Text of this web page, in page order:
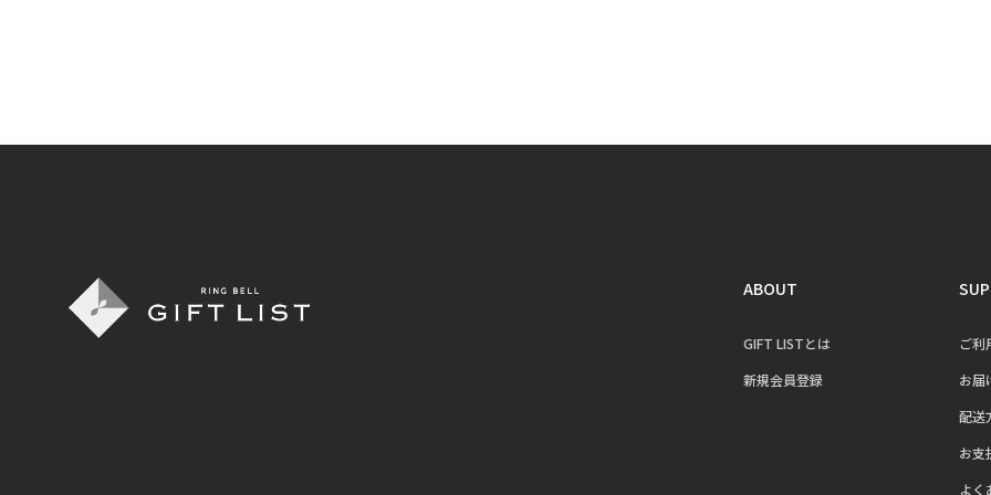
ABOUT
GIFT LISTとは
新規会員登録
ご利
お届
配送
お支
よく